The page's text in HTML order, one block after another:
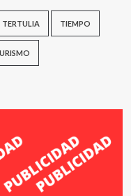
TERTULIA TIEMPO